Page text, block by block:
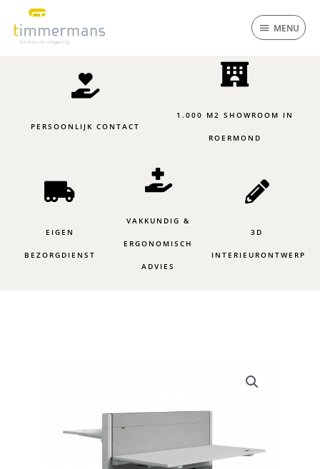
inhoud
MENU
PERSOONLIJK CONTACT
1.000 M2 SHOWROOM IN
ROERMOND
EIGEN
BEZORGDIENST
VAKKUNDIG &
ERGONOMISCH
ADVIES
3D
INTERIEURONTWERP